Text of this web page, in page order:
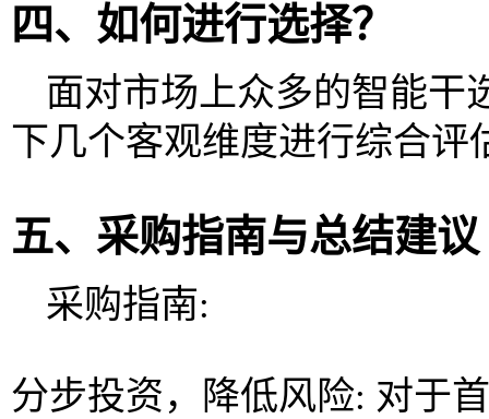
四、如何进行选择？
面对市场上众多的智能干
下几个客观维度进行综合评
五、采购指南与总结建议
采购指南:
分步投资，降低风险: 对于